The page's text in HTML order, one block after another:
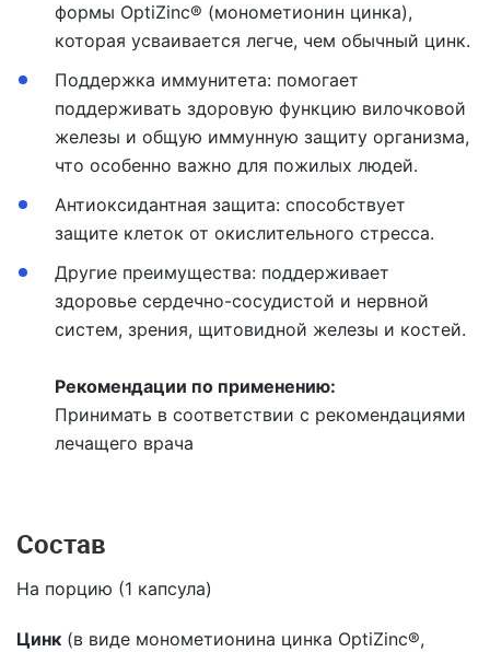
формы OptiZinc® (монометионин цинка),
которая усваивается легче, чем обычный цинк.
Поддержка иммунитета: помогает
поддерживать здоровую функцию вилочковой
железы и общую иммунную защиту организма,
что особенно важно для пожилых людей.
Антиоксидантная защита: способствует
защите клеток от окислительного стресса.
Другие преимущества: поддерживает
здоровье сердечно-сосудистой и нервной
систем, зрения, щитовидной железы и костей.
Рекомендации по применению:
Принимать в соответствии с рекомендациями
лечащего врача
Состав
На порцию (1 капсула)
Цинк (в виде монометионина цинка OptiZinc®,